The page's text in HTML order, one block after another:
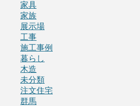
家具
家族
展示場
工事
施工事例
暮らし
木造
未分類
注文住宅
群馬